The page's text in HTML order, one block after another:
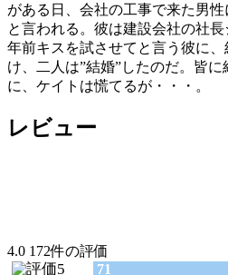
がある日、会社の工事で来た男性
と言われる。彼は建設会社の社
年前キスを試させてと言う彼に
け、二人は”結婚”したのだ。皆
に、ケイトは慌てるが・・・。
レビュー
4.0 172件の評価
71